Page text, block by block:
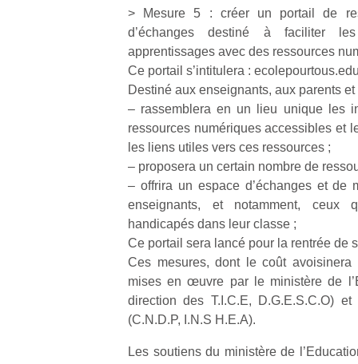
> Mesure 5 : créer un portail de
d’échanges destiné à faciliter
apprentissages avec des ressources
Ce portail s’intitulera :
Destiné aux enseignants, aux parents
– rassemblera en un lieu unique les
ressources numériques accessibles et
les liens utiles vers ces ressources ;
– proposera un certain nombre de
– offrira un espace d’échanges et de
enseignants, et notamment, ceux
handicapés dans leur classe ;
Ce portail sera lancé pour la rentrée de
Ces mesures, dont le coût
mises en œuvre par le ministère de
direction des T.I.C.E, D.G.E.S.C.O)
(C.N.D.P, I.N.S H.E.A).
Les soutiens du ministère de
une
nouvelle
mécanique
enfants
débordent
souvent
d’énergie.
Varier les
occupations
simple.
Conjuguer
activité
Des
trampolines
pour les
grands et
les petits !
Durant les
vacances
estivales
et avec le
retour des
beaux
jours, c’est
l’occasion
rêvée
pour les
de